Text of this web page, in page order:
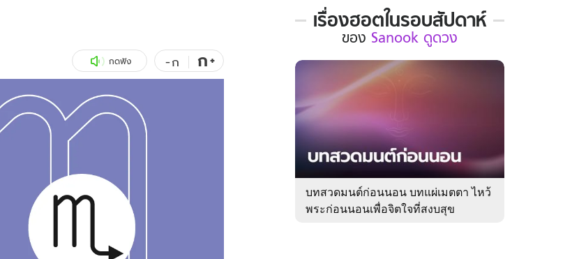
รถยนต์
สุขภาพ
เที่ยว-กิน
Tasteful Thailand
คลิป
พอดแคสต์
กดฟัง -ก ก+
เรื่องฮอตในรอบสัปดาห์
เรื่อง
ใน
รอบ
ของ
Sanook
ดูด
ของ Sanook ดูดวง
บทสวดมนต์ก่อนนอน บทแผ่เมตตา ไหว้
พระก่อนนอนเพื่อจิตใจที่สงบสุข